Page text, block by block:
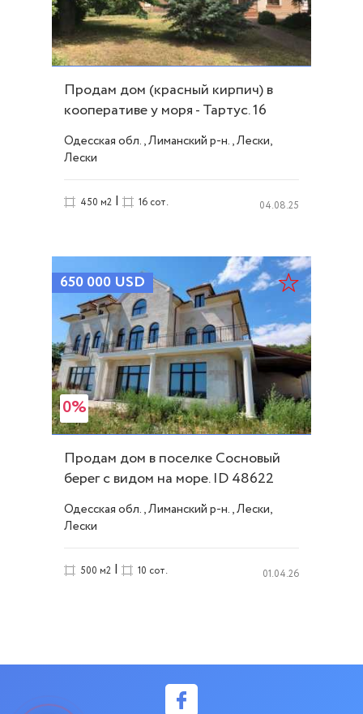
Продам дом (красный кирпич) в
кооперативе у моря - Тартус. 16
соток. ID 46016
Одесская обл., Лиманский р-н., Лески,
Лески
450 м2 | 16 сот. 04.08.25
650 000 USD
0%
Продам дом в поселке Сосновый
берег с видом на море. ID 48622
Одесская обл., Лиманский р-н., Лески,
Лески
500 м2 | 10 сот. 01.04.26